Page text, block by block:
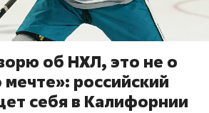
об НХЛ, это не о
мечте»: российский
себя в Калифорнии